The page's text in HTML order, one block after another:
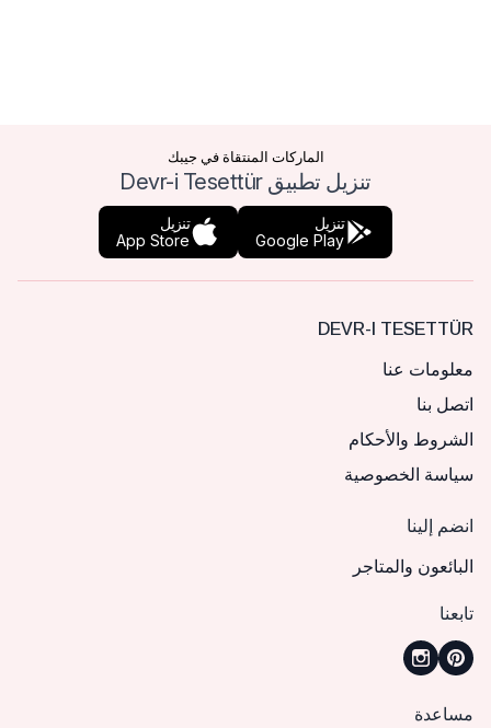
الماركات المنتقاة في جيبك
تنزيل تطبيق Devr-i Tesettür
تنزيل
Google Play
تنزيل
App Store
DEVR-I TESETTÜR
معلومات عنا
اتصل بنا
الشروط والأحكام
سياسة الخصوصية
انضم إلينا
البائعون والمتاجر
تابعنا
مساعدة